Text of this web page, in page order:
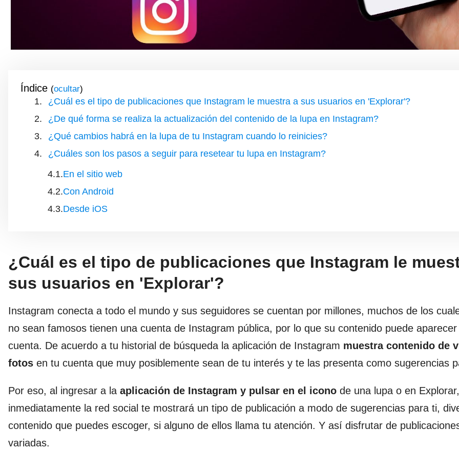
Índice ( )
¿Cuál es el tipo de publicaciones que Instagram le muestra a sus usuarios en 'Explorar'?
¿De qué forma se realiza la actualización del contenido de la lupa en Instagram?
¿Qué cambios habrá en la lupa de tu Instagram cuando lo reinicies?
¿Cuáles son los pasos a seguir para resetear tu lupa en Instagram?
En el sitio web
Con Android
Desde iOS
¿Cuál es el tipo de publicaciones que Instagram le
sus usuarios en 'Explorar'?
Instagram conecta a todo el mundo y sus seguidores se cuentan por millones, muchos de los
no sean famosos tienen una cuenta de Instagram pública, por lo que su contenido puede
cuenta. De acuerdo a tu historial de búsqueda la aplicación de Instagram muestra contenido de
fotos en tu cuenta que muy posiblemente sean de tu interés y te las presenta como sugerencias
Por eso, al ingresar a la aplicación de Instagram y pulsar en el icono de una lupa o en Explorar,
inmediatamente la red social te mostrará un tipo de publicación a modo de sugerencias para ti,
contenido que puedes escoger, si alguno de ellos llama tu atención. Y así disfrutar de
variadas.